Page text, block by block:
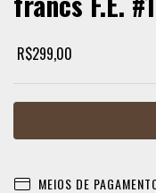
R$299,00
MEIOS DE